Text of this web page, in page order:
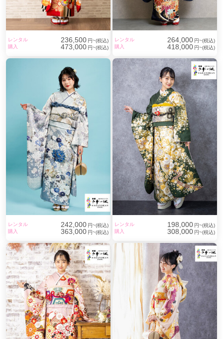
レンタル 236,500 円~(税込)
購入
473,000 円~(税込)
レンタル 264,000 円~(税込)
購入
418,000 円~(税込)
レンタル 242,000 円~(税込)
購入
363,000 円~(税込)
レンタル 198,000 円~(税込)
購入
308,000 円~(税込)